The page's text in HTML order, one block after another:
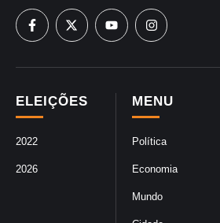
MENU
Política
Economia
Mundo
ELEIÇÕES
2022
2026